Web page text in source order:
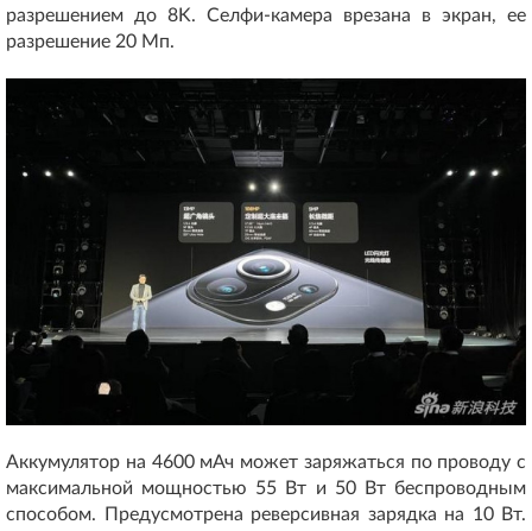
разрешением до 8K. Селфи-камера врезана в экран, ее
разрешение 20 Мп.
Аккумулятор на 4600 мАч может заряжаться по проводу с
максимальной мощностью 55 Вт и 50 Вт беспроводным
способом. Предусмотрена реверсивная зарядка на 10 Вт.